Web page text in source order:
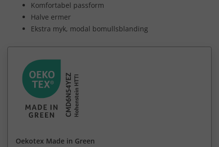
Komfortabel passform
Halve ermer
Ekstra myk, modal bomullsblanding
Oekotex Made in Green